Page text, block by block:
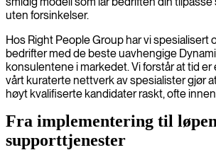
uten forsinkelser.
Hos Right People Group har vi spesialisert
bedrifter med de beste uavhengige
konsulentene i markedet. Vi forstår at tid er
vårt kuraterte nettverk av spesialister gjør
høyt kvalifiserte kandidater raskt, ofte innen
Fra implementering til
supporttjenester